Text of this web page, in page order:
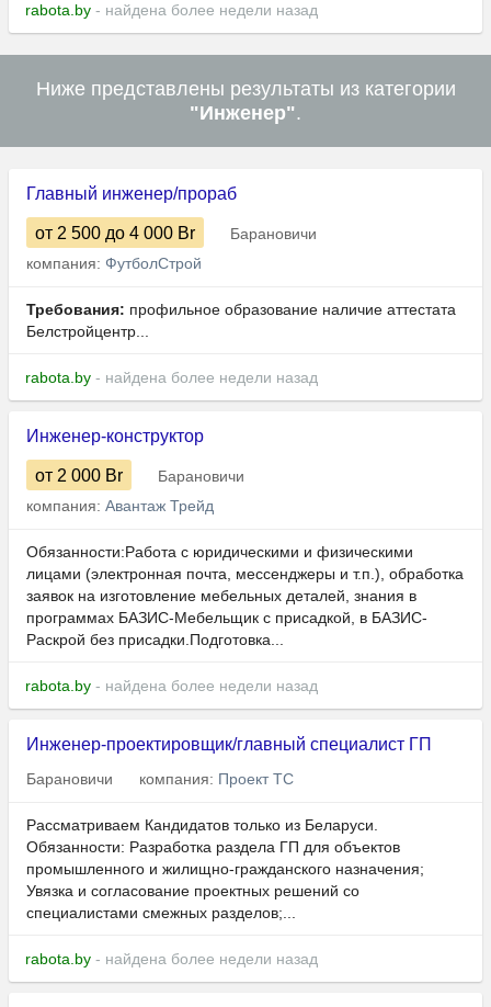
rabota.by - найдена более недели назад
Ниже представлены результаты из категории
"Инженер".
Главный инженер/прораб
от 2 500 до 4 000 Br
Барановичи
компания: ФутболСтрой
Требования: профильное образование наличие аттестата
Белстройцентр...
rabota.by - найдена более недели назад
Инженер-конструктор
от 2 000 Br
Барановичи
компания: Авантаж Трейд
Обязанности:Работа с юридическими и физическими
лицами (электронная почта, мессенджеры и т.п.), обработка
заявок на изготовление мебельных деталей, знания в
программах БАЗИС-Мебельщик с присадкой, в БАЗИС-
Раскрой без присадки.Подготовка...
rabota.by - найдена более недели назад
Инженер-проектировщик/главный специалист ГП
Барановичи компания: Проект ТС
Рассматриваем Кандидатов только из Беларуси.
Обязанности: Разработка раздела ГП для объектов
промышленного и жилищно-гражданского назначения;
Увязка и согласование проектных решений со
специалистами смежных разделов;...
rabota.by - найдена более недели назад